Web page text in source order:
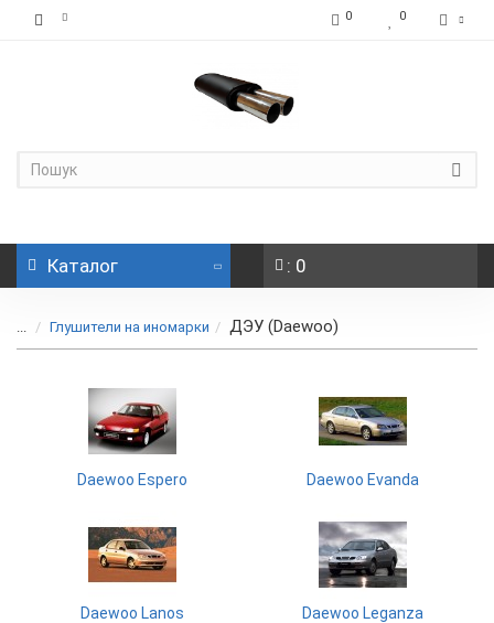
0 0
Каталог : 0
... Глушители на иномарки ДЭУ (Daewoo)
Daewoo Espero Daewoo Evanda
Daewoo Lanos Daewoo Leganza